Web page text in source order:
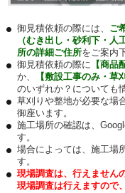
御見積依頼の際には、 ご
（むき出し・砂利下・
所の詳細ご住所をご案内
御見積依頼の際に 【商品
か、
【敷設工事のみ・草
のいずれか？についても
草刈りや整地が必要な場
御座います。
施工場所の確認は、
す。
場合によっては、施工場
す。
現場調査は、行えません
現場調査は行えますので